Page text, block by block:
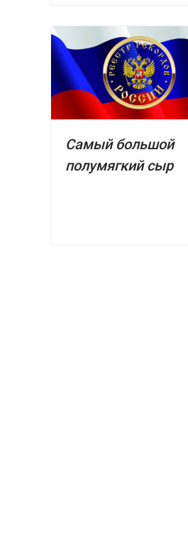
Самый большой
полумягкий сыр